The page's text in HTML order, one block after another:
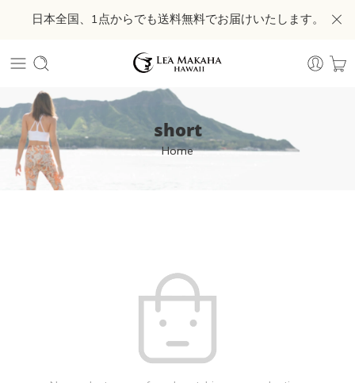
日本全国、1点からでも送料無料でお届けいたします。
short
Home